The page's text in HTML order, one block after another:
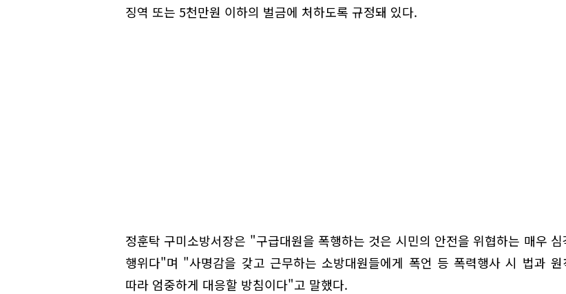
징역 또는 5천만원 이하의 벌금에 처하도록 규정돼 있다.
정훈탁 구미소방서장은 "구급대원을 폭행하는 것은 시민의 안전을 위협하는 매우 심
행위다"며 "사명감을 갖고 근무하는 소방대원들에게 폭언 등 폭력행사 시 법과 원
따라 엄중하게 대응할 방침이다"고 말했다.